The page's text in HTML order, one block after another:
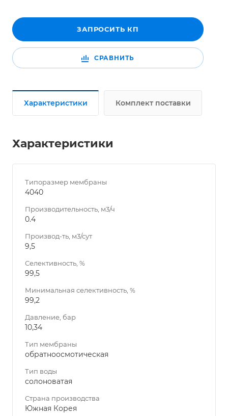
ЗАПРОСИТЬ КП
СРАВНИТЬ
Характеристики Комплект поставки
Характеристики
Типоразмер мембраны
4040
Производительность, м3/ч
0.4
Производ-ть, м3/сут
9,5
Селективность, %
99,5
Минимальная селективность, %
99,2
Давление, бар
10,34
Тип мембраны
обратноосмотическая
Тип воды
солоноватая
Страна производства
Южная Корея